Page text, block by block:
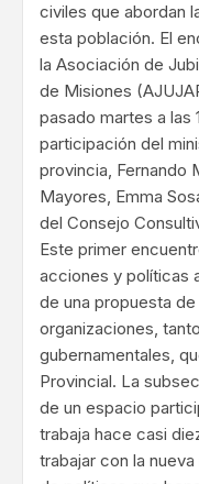
civiles que abordan
esta población. El
la Asociación de
de Misiones
pasado martes a las
participación del
provincia, Fernando
Mayores, Emma
del Consejo
Este primer
acciones y políticas
de una propuesta
organizaciones,
gubernamentales,
Provincial. La
de un espacio
trabaja hace casi
trabajar con la